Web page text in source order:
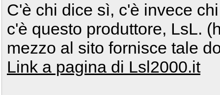
C'è chi dice sì, c'è invece
c'è questo produttore, LsL.
mezzo al sito fornisce tale
Link a pagina di Lsl2000.it